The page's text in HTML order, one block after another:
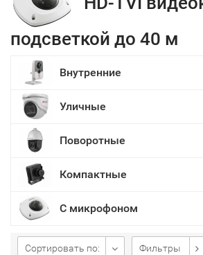
подсветкой до 40 м
Внутренние
Уличные
Поворотные
Компактные
С микрофоном
Сортировать по: Фильтры